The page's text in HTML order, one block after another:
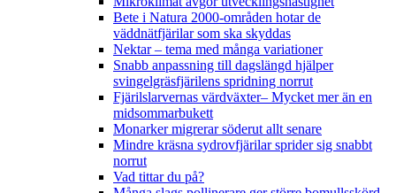
Bete i Natura 2000-områden hotar de
väddnätfjärilar som ska skyddas
Nektar – tema med många variationer
Snabb anpassning till dagslängd hjälper
svingelgräsfjärilens spridning norrut
Fjärilslarvernas värdväxter– Mycket mer än en
midsommarbukett
Monarker migrerar söderut allt senare
Mindre kräsna sydrovfjärilar sprider sig snabbt
norrut
Vad tittar du på?